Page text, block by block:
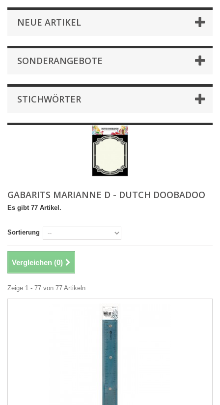
NEUE ARTIKEL
SONDERANGEBOTE
STICHWÖRTER
GABARITS MARIANNE D - DUTCH DOOBADOO
Es gibt 77 Artikel.
Sortierung
Vergleichen (0)
Zeige 1 - 77 von 77 Artikeln